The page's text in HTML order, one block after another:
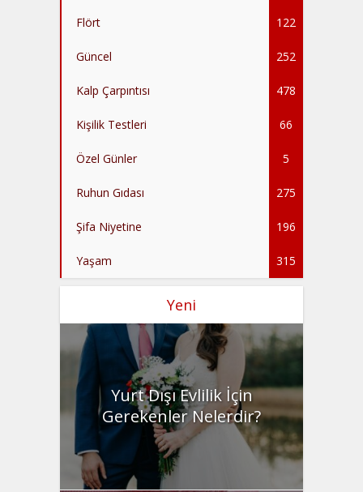
Flört 122
Güncel 252
Kalp Çarpıntısı 478
Kişilik Testleri 66
Özel Günler 5
Ruhun Gıdası 275
Şifa Niyetine 196
Yaşam 315
Yeni
Yurt Dışı Evlilik İçin
Gerekenler Nelerdir?